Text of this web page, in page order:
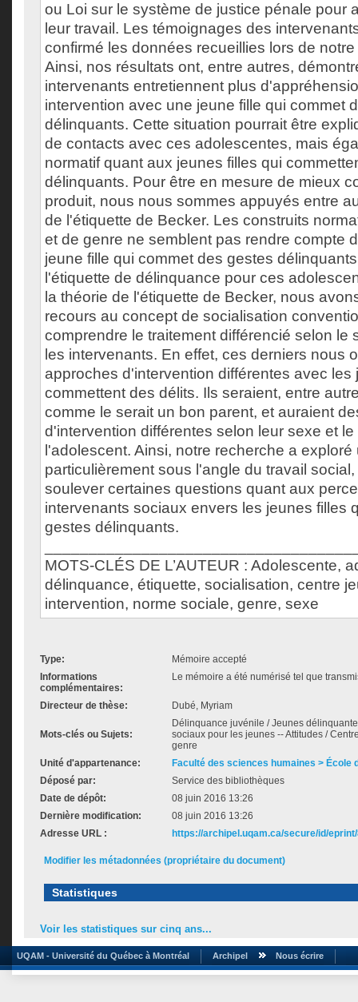
ou Loi sur le système de justice pénale pour
leur travail. Les témoignages des
confirmé les données recueillies lors de
Ainsi, nos résultats ont, entre autres,
intervenants entretiennent plus
intervention avec une jeune fille qui commet
délinquants. Cette situation pourrait être
de contacts avec ces adolescentes, mais
normatif quant aux jeunes filles qui
délinquants. Pour être en mesure de mieux
produit, nous nous sommes appuyés entre
de l'étiquette de Becker. Les construits
et de genre ne semblent pas rendre compte
jeune fille qui commet des gestes
l'étiquette de délinquance pour ces
la théorie de l'étiquette de Becker, nous
recours au concept de socialisation
comprendre le traitement différencié selon le
les intervenants. En effet, ces derniers nous
approches d'intervention différentes avec les
commettent des délits. Ils seraient, entre
comme le serait un bon parent, et auraient
d'intervention différentes selon leur sexe et
l'adolescent. Ainsi, notre recherche a
particulièrement sous l'angle du travail
soulever certaines questions quant aux
intervenants sociaux envers les jeunes filles
gestes délinquants.
MOTS-CLÉS DE L’AUTEUR : Adolescente,
délinquance, étiquette, socialisation, centre
intervention, norme sociale, genre, sexe
Type:
Mémoire accepté
Informations
complémentaires:
Le mémoire a été numérisé tel que
Directeur de thèse: Dubé, Myriam
Mots-clés ou Sujets:
Délinquance juvénile / Jeunes
sociaux pour les jeunes -- Attitudes /
genre
Unité d'appartenance:
Faculté des sciences humaines > École
Déposé par:
Service des bibliothèques
Date de dépôt:
08 juin 2016 13:26
Dernière modification:
08 juin 2016 13:26
Adresse URL :
https://archipel.uqam.ca/secure/id/
Modifier les métadonnées (propriétaire du document)
Statistiques
Voir les statistiques sur cinq ans...
UQAM - Université du Québec à Montréal Archipel Nous écrire